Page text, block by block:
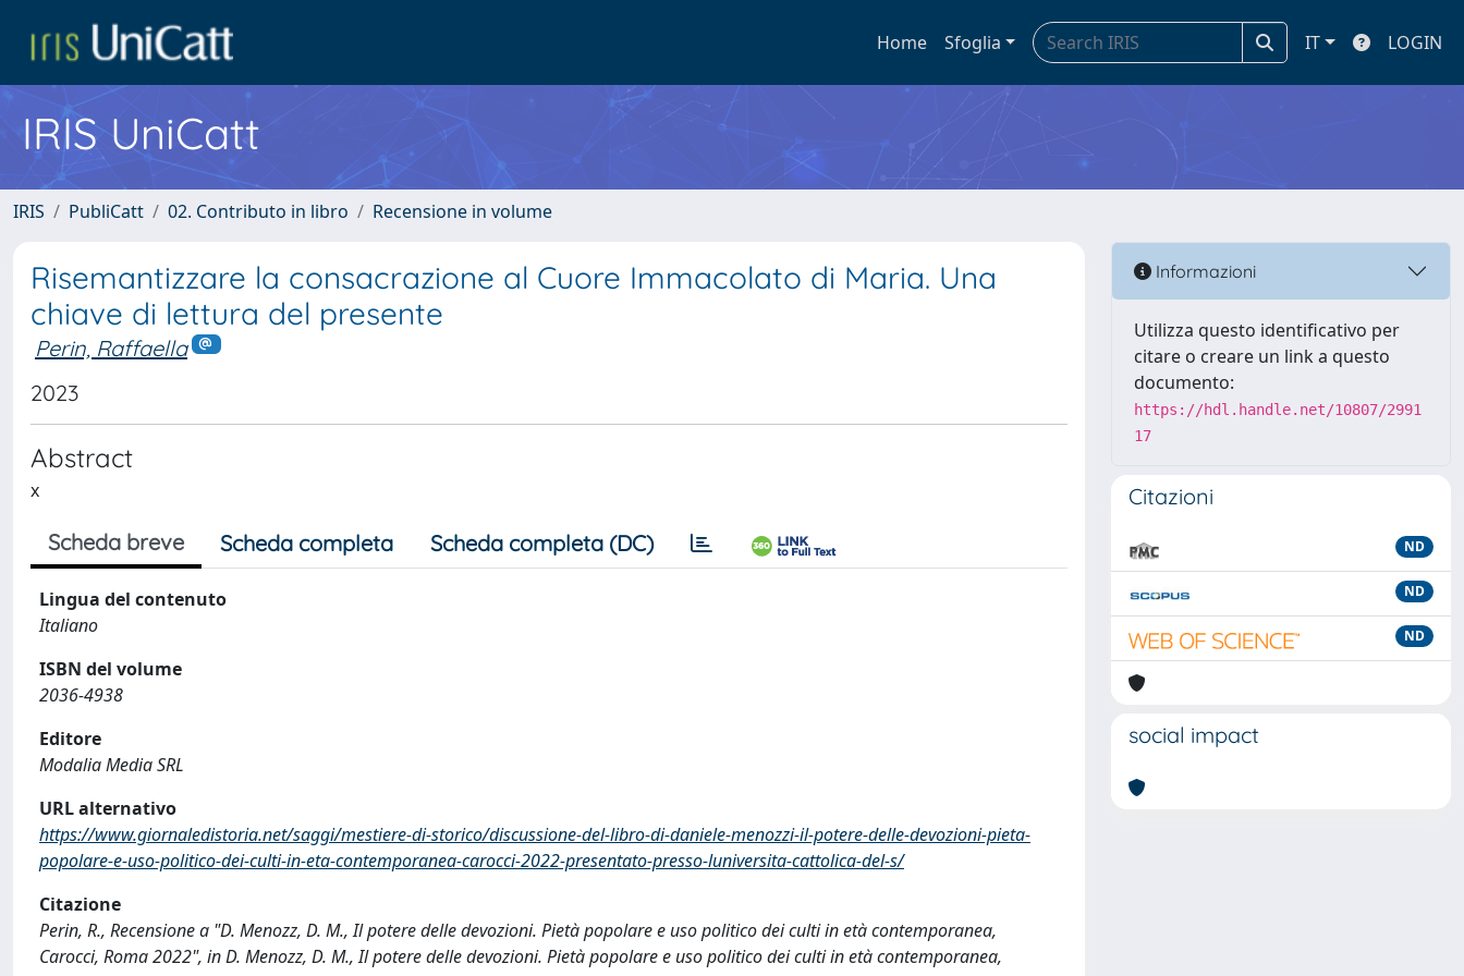
Home Sfoglia IT LOGIN
IRIS UniCatt
IRIS PubliCatt 02. Contributo in libro Recensione in volume
Risemantizzare la consacrazione al Cuore Immacolato di Maria. Una
chiave di lettura del presente
Perin, Raffaella
2023
Abstract
x
Scheda breve Scheda completa Scheda completa (DC)
Lingua del contenuto
Italiano
ISBN del volume
2036-4938
Editore
Modalia Media SRL
URL alternativo
https://www.giornaledistoria.net/saggi/mestiere-di-storico/discussione-del-libro-di-daniele-menozzi-il-potere-delle-devozioni-pieta-
popolare-e-uso-politico-dei-culti-in-eta-contemporanea-carocci-2022-presentato-presso-luniversita-cattolica-del-s/
Citazione
Perin, R., Recensione a "D. Menozz, D. M., Il potere delle devozioni. Pietà popolare e uso politico dei culti in età contemporanea,
Carocci, Roma 2022", in D. Menozz, D. M., Il potere delle devozioni. Pietà popolare e uso politico dei culti in età contemporanea,
Informazioni
Utilizza questo identificativo per
citare o creare un link a questo
documento:
https://hdl.handle.net/10807/2991
17
Citazioni
ND
ND
ND
social impact